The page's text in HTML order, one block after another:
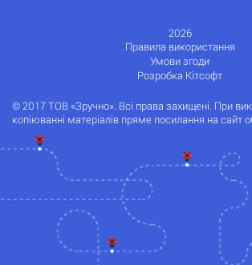
2026
Правила використання
Умови згоди
Розробка Кітсофт
© 2017 ТОВ «Зручно». Всі права захищені. При
копіюванні матеріалів пряме посилання на сайт